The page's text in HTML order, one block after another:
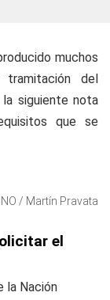
muchos
del
la siguiente nota
que se
/ Martín Pravata
el
la Nación